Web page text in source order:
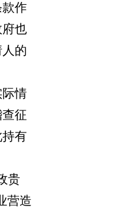
作
也
的
情
征
有
贵
营造